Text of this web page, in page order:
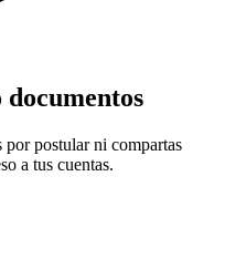
documentos
postular ni compartas
a tus cuentas.